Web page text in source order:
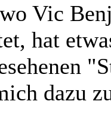
Vic
hat
dazu